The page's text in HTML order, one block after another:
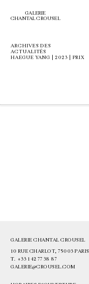
GALERIE
CHANTAL CROUSEL
ARCHIVES DES
ACTUALITÉS
HAEGUE YANG | 2023 | PRIX
GALERIE CHANTAL CROUSEL
10 RUE CHARLOT, 75003 PARIS
T. +33 1 42 77 38 87
GALERIE@CROUSEL.COM